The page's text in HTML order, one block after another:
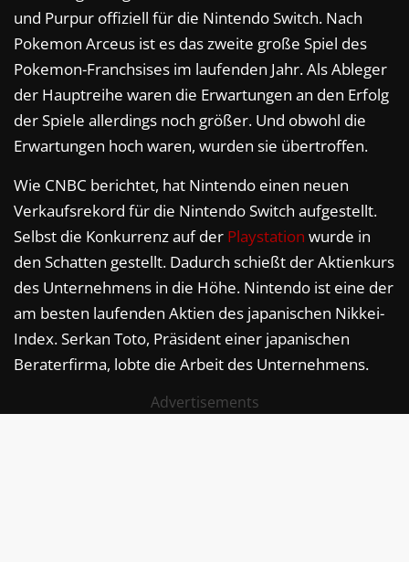
und Purpur offiziell für die Nintendo Switch. Nach
Pokemon Arceus ist es das zweite große Spiel des
Pokemon-Franchsises im laufenden Jahr. Als Ableger
der Hauptreihe waren die Erwartungen an den Erfolg
der Spiele allerdings noch größer. Und obwohl die
Erwartungen hoch waren, wurden sie übertroffen.
Wie CNBC berichtet, hat Nintendo einen neuen
Verkaufsrekord für die Nintendo Switch aufgestellt.
Selbst die Konkurrenz auf der Playstation wurde in
den Schatten gestellt. Dadurch schießt der Aktienkurs
des Unternehmens in die Höhe. Nintendo ist eine der
am besten laufenden Aktien des japanischen Nikkei-
Index. Serkan Toto, Präsident einer japanischen
Beraterfirma, lobte die Arbeit des Unternehmens.
Advertisements